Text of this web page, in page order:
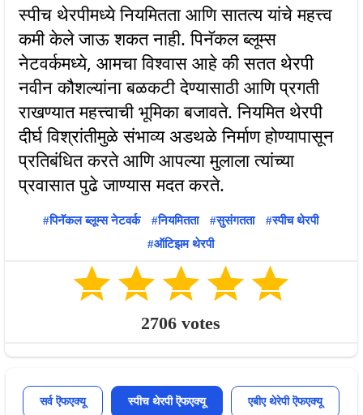
स्पीच थेरपीमध्ये नियमितता आणि सातत्य यांचे महत्त्व
कमी केले जाऊ शकत नाही. पिनॅकल ब्लूम्स
नेटवर्कमध्ये, आमचा विश्वास आहे की सतत थेरपी
नवीन कौशल्यांना बळकटी देण्यासाठी आणि प्रगती
राखण्यात महत्त्वाची भूमिका बजावते. नियमित थेरपी
दीर्घ विश्रांतीमुळे संभाव्य अडथळे निर्माण होण्यापासून
प्रतिबंधित करते आणि आपल्या मुलाला त्यांच्या
पिनॅकल ब्लूम्स नेटवर्क नियमितता सुसंगतता
स्पीच थेरपी
ऑटिझम थेरपी
2706 votes
सर्व ऎफएक्यू स्पीच थेरपी ऎफएक्यू एबीए थेरेपी ऎफएक्यू